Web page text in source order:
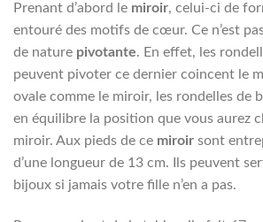
Prenant d’abord le miroir, celui-ci de
entouré des motifs de cœur. Ce n’est
de nature pivotante. En effet, les
peuvent pivoter ce dernier coincent le
ovale comme le miroir, les rondelles de
en équilibre la position que vous aurez
miroir. Aux pieds de ce miroir sont
d’une longueur de 13 cm. Ils peuvent
bijoux si jamais votre fille n’en a pas.